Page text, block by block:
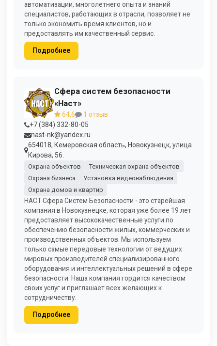
автоматизации, многолетнего опыта и знаний
специалистов, работающих в отрасли, позволяет не
только экономить время клиентов, но и
предоставлять им качественный сервис.
Подробнее
Сфера систем безопасности
«Наст»
64,6
1 отзыв
+7 (384) 332-80-05
nast-nk@yandex.ru
654018, Кемеровская область, Новокузнецк, улица
Кирова, 56.
Охрана объектов
Техническая охрана объектов
Охрана бизнеса
Установка видеонаблюдения
Охрана домов и квартир
НАСТ Сфера Систем Безопасности - это старейшая
компания в Новокузнецке, которая уже более 19 лет
предоставляет высококачественные услуги по
обеспечению безопасности жилых, коммерческих и
производственных объектов. Мы используем
только самые передовые технологии от ведущих
мировых производителей специализированного
оборудования и интеллектуальных решений в сфере
безопасности. Наша компания гордится качеством
своих услуг и приглашает всех желающих к
сотрудничеству.
Подробнее